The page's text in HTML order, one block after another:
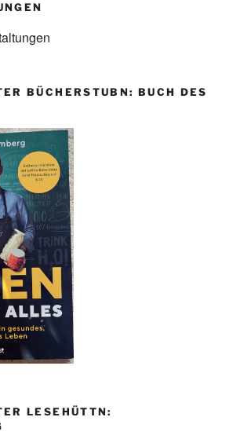
BÜCHERSTUBN: BUCH DES
LESEHÜTTN: